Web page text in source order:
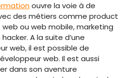
ouvre la voie à de
des métiers comme product
ou web mobile, marketing
A la suite d’une
web, il est possible de
web. Il est aussi
dans son aventure